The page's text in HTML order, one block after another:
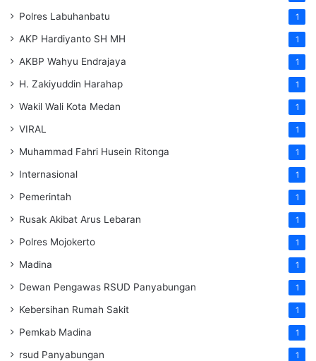
Polres Labuhanbatu 1
AKP Hardiyanto SH MH 1
AKBP Wahyu Endrajaya 1
H. Zakiyuddin Harahap 1
Wakil Wali Kota Medan 1
VIRAL 1
Muhammad Fahri Husein Ritonga 1
Internasional 1
Pemerintah 1
Rusak Akibat Arus Lebaran 1
Polres Mojokerto 1
Madina 1
Dewan Pengawas RSUD Panyabungan 1
Kebersihan Rumah Sakit 1
Pemkab Madina 1
rsud Panyabungan 1